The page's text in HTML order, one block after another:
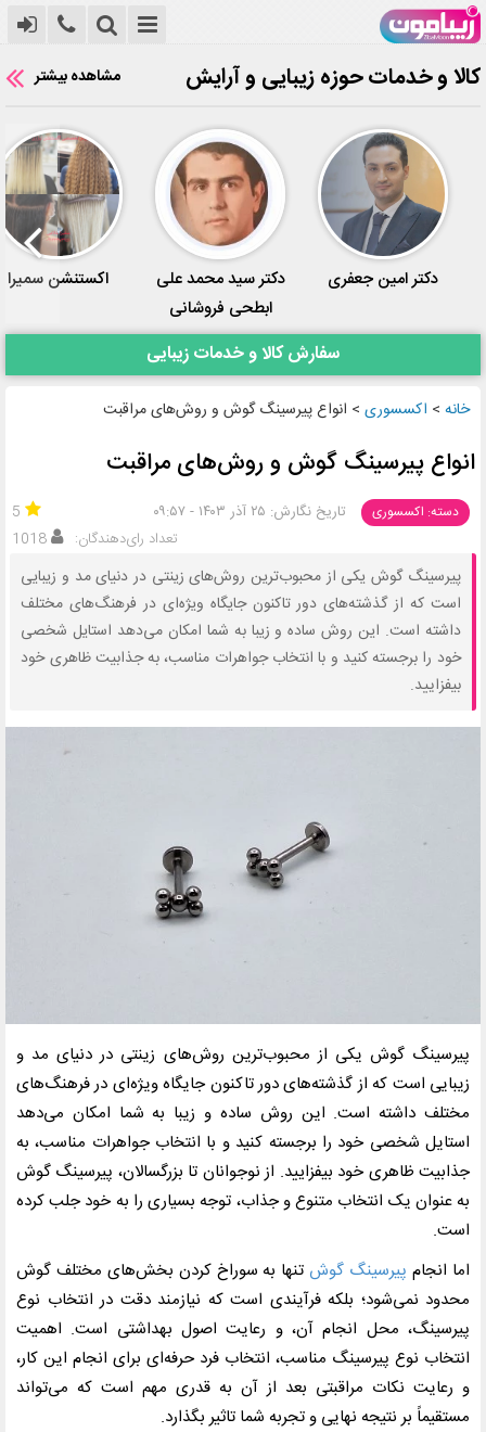
کالا و خدمات حوزه زیبایی و آرایش مشاهده بیشتر
دکتر امین جعفری
دکتر سید محمد علی
ابطحی فروشانی
اکستنشن سمیرا
سفارش کالا و خدمات زیبایی
خانه > اکسسوری > انواع پیرسینگ گوش و روش‌های مراقبت
انواع پیرسینگ گوش و روش‌های مراقبت
دسته: اکسسوری تاریخ نگارش: ۲۵ آذر ۱۴۰۳ - ۰۹:۵۷
5
تعداد رای‌دهندگان:
1018
پیرسینگ گوش یکی از محبوب‌ترین روش‌های زینتی در دنیای مد و زیبایی
است که از گذشته‌های دور تاکنون جایگاه ویژه‌ای در فرهنگ‌های مختلف
داشته است. این روش ساده و زیبا به شما امکان می‌دهد استایل شخصی
خود را برجسته کنید و با انتخاب جواهرات مناسب، به جذابیت ظاهری خود
بیفزایید.
پیرسینگ گوش یکی از محبوب‌ترین روش‌های زینتی در دنیای مد و
زیبایی است که از گذشته‌های دور تاکنون جایگاه ویژه‌ای در فرهنگ‌های
مختلف داشته است. این روش ساده و زیبا به شما امکان می‌دهد
استایل شخصی خود را برجسته کنید و با انتخاب جواهرات مناسب، به
جذابیت ظاهری خود بیفزایید. از نوجوانان تا بزرگسالان، پیرسینگ گوش
به عنوان یک انتخاب متنوع و جذاب، توجه بسیاری را به خود جلب کرده
است.
اما انجام پیرسینگ گوش تنها به سوراخ کردن بخش‌های مختلف گوش
محدود نمی‌شود؛ بلکه فرآیندی است که نیازمند دقت در انتخاب نوع
پیرسینگ، محل انجام آن، و رعایت اصول بهداشتی است. اهمیت
انتخاب نوع پیرسینگ مناسب، انتخاب فرد حرفه‌ای برای انجام این کار،
و رعایت نکات مراقبتی بعد از آن به قدری مهم است که می‌تواند
مستقیماً بر نتیجه نهایی و تجربه شما تاثیر بگذارد.